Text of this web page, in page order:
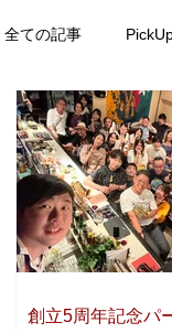
全ての記事
プチ公演
創立5周年記念パ